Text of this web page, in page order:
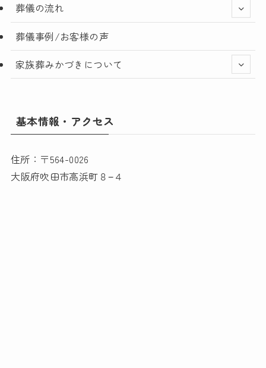
葬儀の流れ
葬儀事例/お客様の声
家族葬みかづきについて
基本情報・アクセス
住所：〒564-0026
大阪府吹田市高浜町８−４